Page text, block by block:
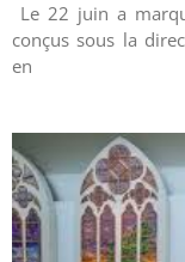
Le 22 juin a
conçus sous la
en